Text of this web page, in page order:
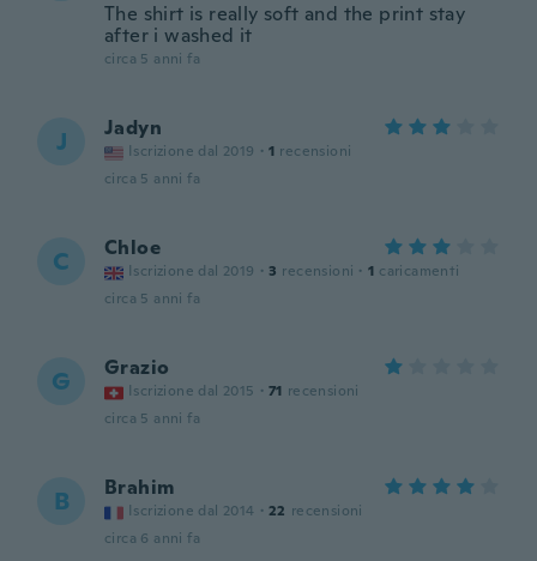
The shirt is really soft and the print stay
after i washed it
circa 5 anni fa
J Jadyn
Iscrizione dal 2019 · 1 recensioni
circa 5 anni fa
C Chloe
Iscrizione dal 2019 · 3 recensioni · 1 caricamenti
circa 5 anni fa
G Grazio
Iscrizione dal 2015 · 71 recensioni
circa 5 anni fa
B Brahim
Iscrizione dal 2014 · 22 recensioni
circa 6 anni fa